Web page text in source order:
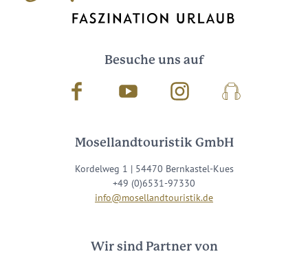
Besuche uns auf
Facebook Youtube InstagramPodcast
Mosellandtouristik GmbH
Kordelweg 1 | 54470 Bernkastel-Kues
+49 (0)6531-97330
info@mosellandtouristik.de
Wir sind Partner von